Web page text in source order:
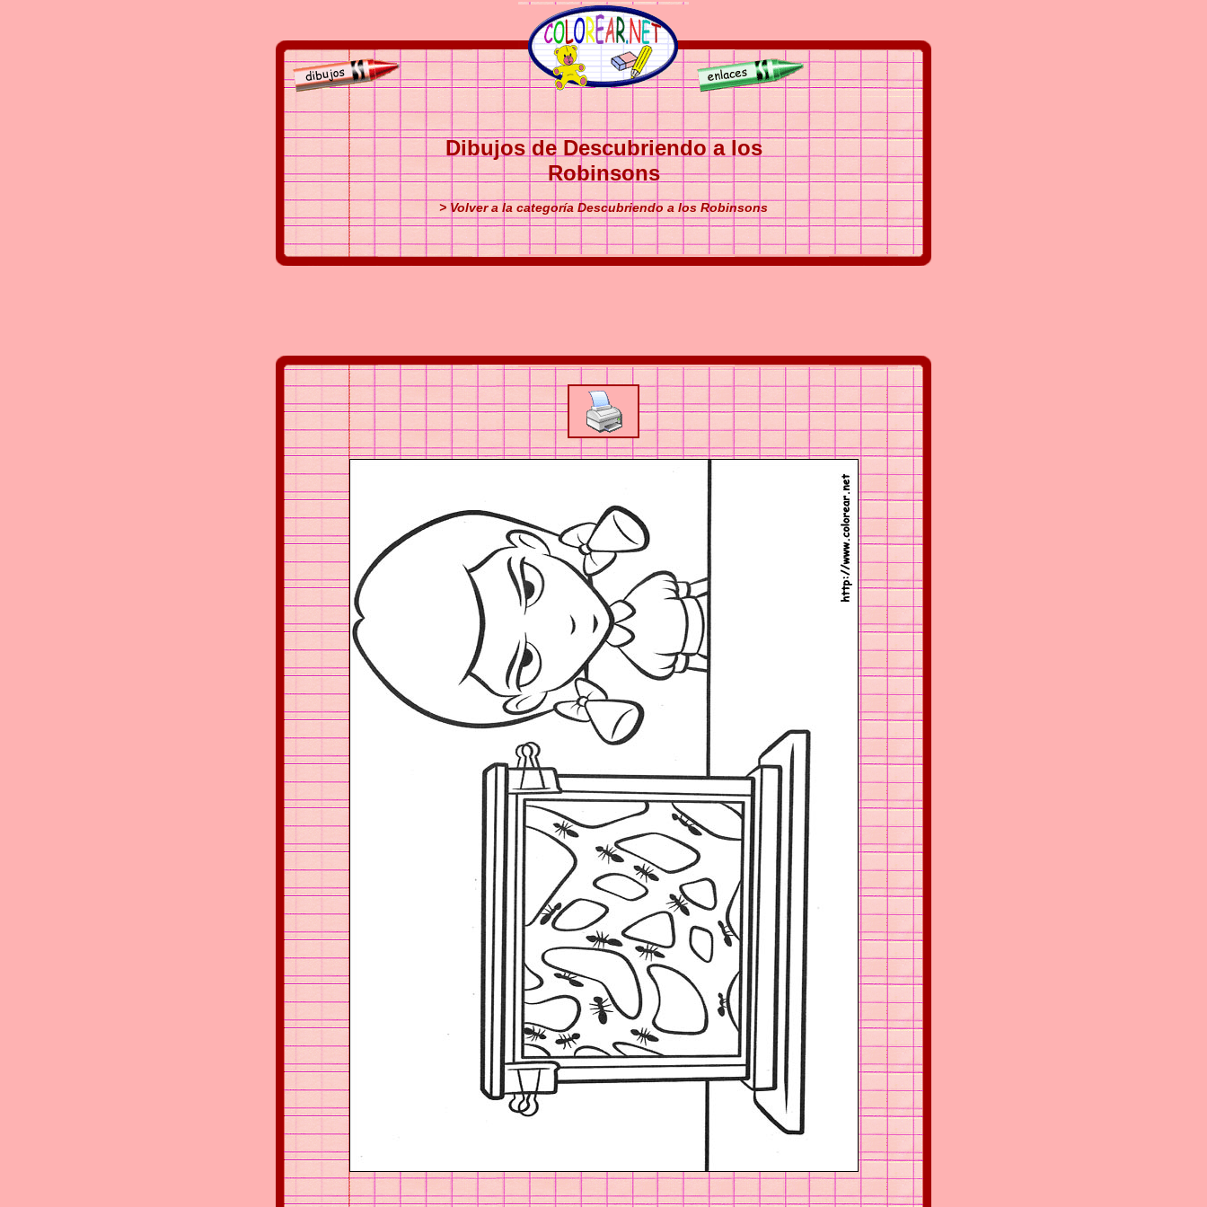
Dibujos de Descubriendo a los
Robinsons
> Volver a la categoría Descubriendo a los Robinsons